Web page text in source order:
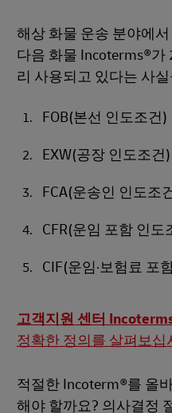
해상 화물 운송 분야에
다음 화물 Incoterms®
리 사용되고 있다는 사
FOB(본선 인도조건)
EXW(공장 인도조건)
FCA(운송인 인도조
CFR(운임 포함 인도
CIF(운임·보험료 포
고객지원 센터
정확한 정의를 살펴보십
적절한 Incoterm®를 올
해야 할까요? 의사결정